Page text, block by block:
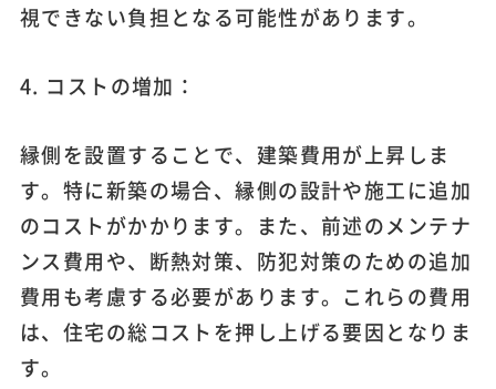
視できない負担となる可能性があります。
4. コストの増加：
縁側を設置することで、建築費用が上昇しま
す。特に新築の場合、縁側の設計や施工に追加
のコストがかかります。また、前述のメンテナ
ンス費用や、断熱対策、防犯対策のための追加
費用も考慮する必要があります。これらの費用
は、住宅の総コストを押し上げる要因となりま
す。